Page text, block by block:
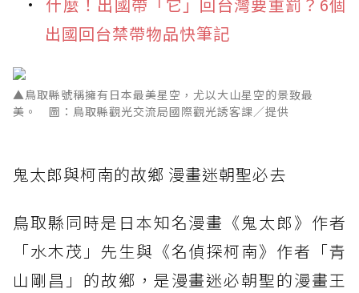
什麼！出國帶「它」回台灣要重罰？6個
出國回台禁帶物品快筆記
▲鳥取縣號稱擁有日本最美星空，尤以大山星空的景致最
美。 圖：鳥取縣觀光交流局國際觀光誘客課／提供
鬼太郎與柯南的故鄉 漫畫迷朝聖必去
鳥取縣同時是日本知名漫畫《鬼太郎》作者
「水木茂」先生與《名偵探柯南》作者「青
山剛昌」的故鄉，是漫畫迷必朝聖的漫畫王